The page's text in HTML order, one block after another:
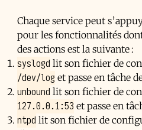
Chaque service peut
pour les fonctionnalités
des actions est la suivante :
syslogd lit son fichier de
/dev/log et passe en tâche
unbound lit son fichier de
127.0.0.1:53 et passe en
ntpd lit son fichier de